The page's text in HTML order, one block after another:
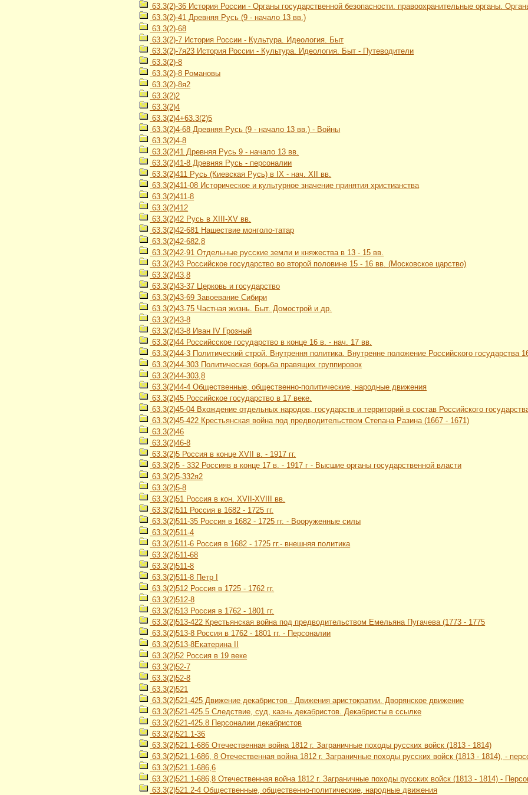
63.3(2)-36 История России - Органы государственной безопасности. правоохранительные органы.
63.3(2)-41 Древняя Русь (9 - начало 13 вв.)
63.3(2)-68
63.3(2)-7 История России - Культура. Идеология. Быт
63.3(2)-7я23 История России - Культура. Идеология. Быт - Путеводители
63.3(2)-8
63.3(2)-8 Романовы
63.3(2)-8я2
63.3(2)2
63.3(2)4
63.3(2)4+63.3(2)5
63.3(2)4-68 Древняя Русь (9 - начало 13 вв.) - Войны
63.3(2)4-8
63.3(2)41 Древняя Русь 9 - начало 13 вв.
63.3(2)41-8 Древняя Русь - персоналии
63.3(2)411 Русь (Киевская Русь) в IX - нач. XII вв.
63.3(2)411-08 Историческое и культурное значение принятия христианства
63.3(2)411-8
63.3(2)412
63.3(2)42 Русь в XIII-XV вв.
63.3(2)42-681 Нашествие монголо-татар
63.3(2)42-682,8
63.3(2)42-91 Отдельные русские земли и княжества в 13 - 15 вв.
63.3(2)43 Российское государство во второй половине 15 - 16 вв. (Московское царство)
63.3(2)43,8
63.3(2)43-37 Церковь и государство
63.3(2)43-69 Завоевание Сибири
63.3(2)43-75 Частная жизнь. Быт. Домострой и др.
63.3(2)43-8
63.3(2)43-8 Иван IV Грозный
63.3(2)44 Российсское государство в конце 16 в. - нач. 17 вв.
63.3(2)44-3 Политический строй. Внутрення политика. Внутренне положение Российского государства
63.3(2)44-303 Политическая борьба правящих группировок
63.3(2)44-303,8
63.3(2)44-4 Общественные, общественно-политические, народные движения
63.3(2)45 Российское государство в 17 веке.
63.3(2)45-04 Вхождение отдельных народов, государств и территорий в состав Российского
63.3(2)45-422 Крестьянская война под предводительством Степана Разина (1667 - 1671)
63.3(2)46
63.3(2)46-8
63.3(2)5 Россия в конце XVII в. - 1917 гг.
63.3(2)5 - 332 Россияв в конце 17 в. - 1917 г - Высшие органы государственной власти
63.3(2)5-332я2
63.3(2)5-8
63.3(2)51 Россия в кон. XVII-XVIII вв.
63.3(2)511 Россия в 1682 - 1725 гг.
63.3(2)511-35 Россия в 1682 - 1725 гг. - Вооруженные силы
63.3(2)511-4
63.3(2)511-6 Россия в 1682 - 1725 гг.- внешняя политика
63.3(2)511-68
63.3(2)511-8
63.3(2)511-8 Петр I
63.3(2)512 Россия в 1725 - 1762 гг.
63.3(2)512-8
63.3(2)513 Россия в 1762 - 1801 гг.
63.3(2)513-422 Крестьянская война под предводительством Емельяна Пугачева (1773 - 1775
63.3(2)513-8 Россия в 1762 - 1801 гг. - Персоналии
63.3(2)513-8Екатерина II
63.3(2)52 Россия в 19 веке
63.3(2)52-7
63.3(2)52-8
63.3(2)521
63.3(2)521-425 Движение декабристов - Движения аристократии. Дворянское движение
63.3(2)521-425.5 Следствие, суд, казнь декабристов. Декабристы в ссылке
63.3(2)521-425.8 Персоналии декабристов
63.3(2)521.1-36
63.3(2)521.1-686 Отечественная война 1812 г. Заграничные походы русских войск (1813 - 1814)
63.3(2)521.1-686, 8 Отечественная война 1812 г. Заграничные походы русских войск (1813 - 1814), -
63.3(2)521.1-686,6
63.3(2)521.1-686,8 Отечественная война 1812 г. Заграничные походы русских войск (1813 - 1814) -
63.3(2)521.2-4 Общественные, общественно-политические, народные движения